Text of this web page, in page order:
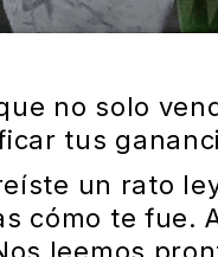
no solo
tus
un rato
cómo te fue.
leemos